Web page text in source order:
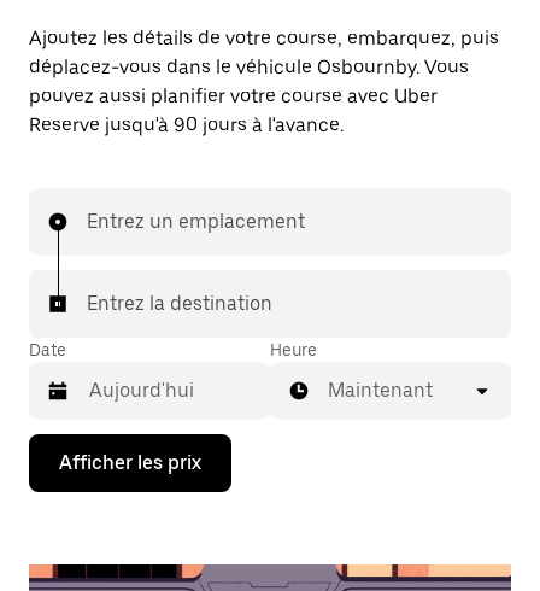
Ajoutez les détails de votre course, embarquez, puis
déplacez-vous dans le véhicule Osbournby. Vous
pouvez aussi planifier votre course avec Uber
Reserve jusqu'à 90 jours à l'avance.
Entrez un emplacement
Entrez la destination
Date
Appuyez
la
bas
Heure
Maintenant
Afficher les prix